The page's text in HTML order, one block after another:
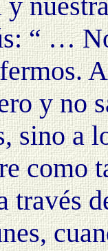
“ …
y no
sino a
como
través